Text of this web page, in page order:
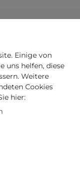
Einige von
uns helfen, diese
Weitere
Cookies
hier: